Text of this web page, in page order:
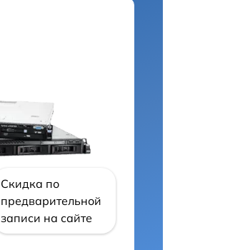
Скидка по
предварительной
записи на сайте